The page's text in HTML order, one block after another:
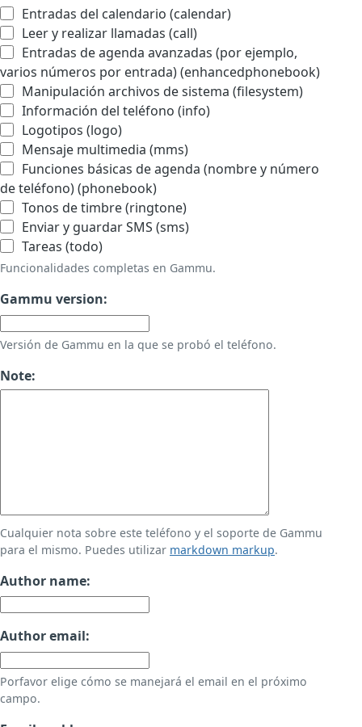
Entradas del calendario (calendar)
Leer y realizar llamadas (call)
Entradas de agenda avanzadas (por ejemplo,
varios números por entrada) (enhancedphonebook)
Manipulación archivos de sistema (filesystem)
Información del teléfono (info)
Logotipos (logo)
Mensaje multimedia (mms)
Funciones básicas de agenda (nombre y número
de teléfono) (phonebook)
Tonos de timbre (ringtone)
Enviar y guardar SMS (sms)
Tareas (todo)
Funcionalidades completas en Gammu.
Gammu version:
Versión de Gammu en la que se probó el teléfono.
Note:
Cualquier nota sobre este teléfono y el soporte de Gammu
para el mismo. Puedes utilizar markdown markup.
Author name:
Author email:
Porfavor elige cómo se manejará el email en el próximo
campo.